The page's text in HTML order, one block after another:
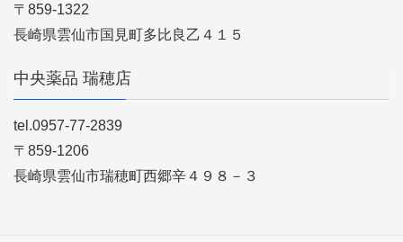
〒859-1322
長崎県雲仙市国見町多比良乙４１５
中央薬品 瑞穂店
tel.0957-77-2839
〒859-1206
長崎県雲仙市瑞穂町西郷辛４９８－３